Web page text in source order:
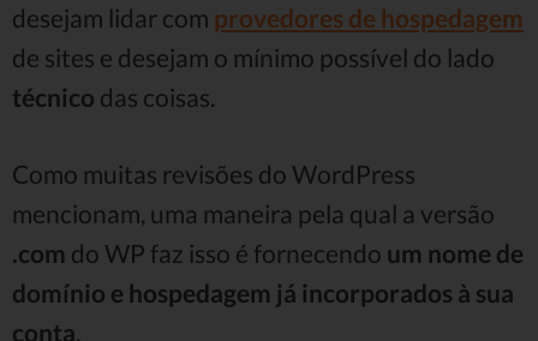
desejam lidar com provedores de hospedagem
de sites e desejam o mínimo possível do lado
técnico das coisas.
Como muitas revisões do WordPress
mencionam, uma maneira pela qual a versão
.com do WP faz isso é fornecendo um nome de
domínio e hospedagem já incorporados à sua
conta